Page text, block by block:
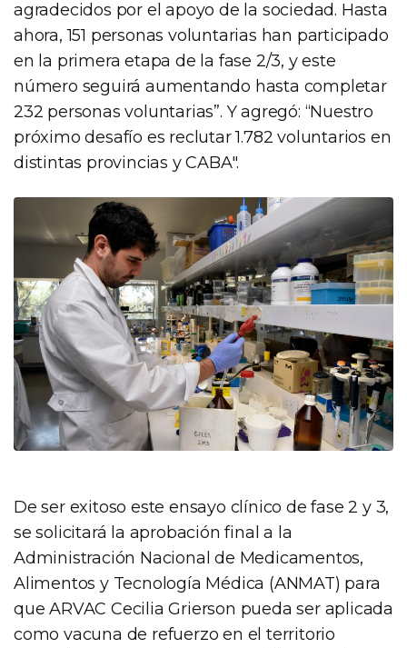
agradecidos por el apoyo de la sociedad. Hasta
ahora, 151 personas voluntarias han participado
en la primera etapa de la fase 2/3, y este
número seguirá aumentando hasta completar
232 personas voluntarias”. Y agregó: “Nuestro
próximo desafío es reclutar 1.782 voluntarios en
distintas provincias y CABA".
De ser exitoso este ensayo clínico de fase 2 y 3,
se solicitará la aprobación final a la
Administración Nacional de Medicamentos,
Alimentos y Tecnología Médica (ANMAT) para
que ARVAC Cecilia Grierson pueda ser aplicada
como vacuna de refuerzo en el territorio